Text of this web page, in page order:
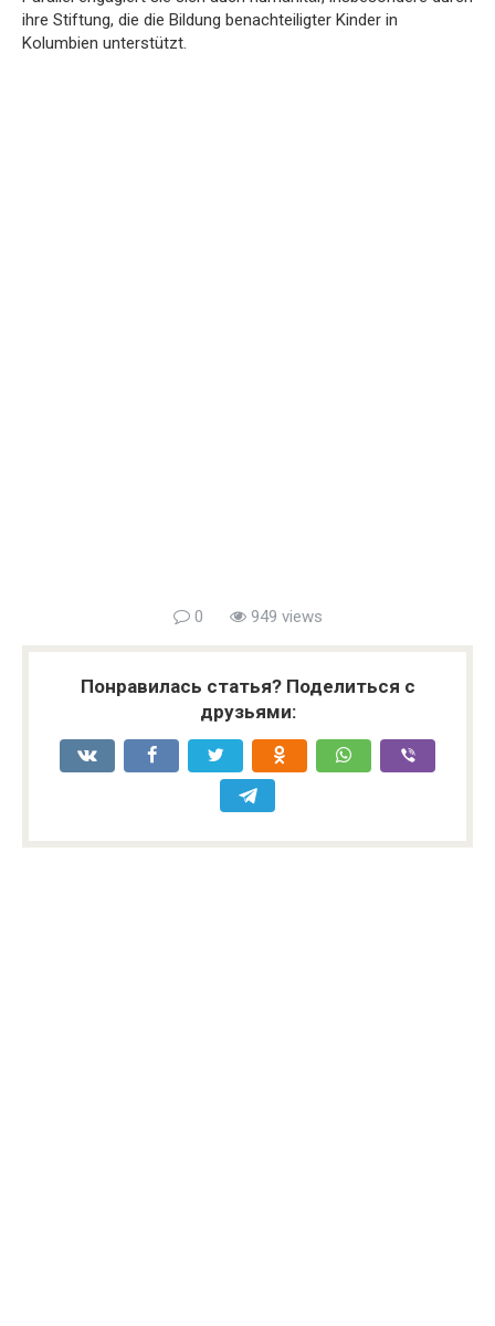
ihre Stiftung, die die Bildung benachteiligter Kinder in
Kolumbien unterstützt.
0 949 views
Понравилась статья? Поделиться с
друзьями: